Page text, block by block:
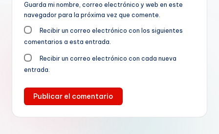
Guarda mi nombre, correo electrónico y web en este
navegador para la próxima vez que comente.
Recibir un correo electrónico con los siguientes
comentarios a esta entrada.
Recibir un correo electrónico con cada nueva
entrada.